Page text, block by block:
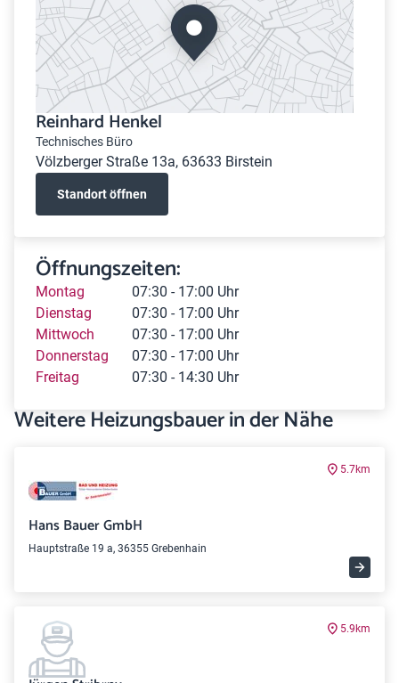
Reinhard Henkel
Technisches Büro
Völzberger Straße 13a, 63633 Birstein
Standort öffnen
Öffnungszeiten:
Montag
07:30 - 17:00 Uhr
Dienstag
07:30 - 17:00 Uhr
Mittwoch
07:30 - 17:00 Uhr
Donnerstag
07:30 - 17:00 Uhr
Freitag
07:30 - 14:30 Uhr
Weitere Heizungsbauer in der Nähe
5.7km
Hans Bauer GmbH
Hauptstraße 19 a, 36355 Grebenhain
5.9km